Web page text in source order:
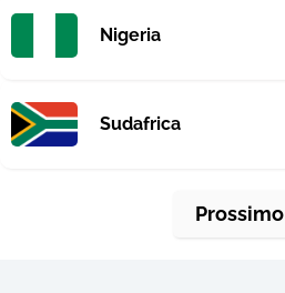
Nigeria
Sudafrica
Prossimo